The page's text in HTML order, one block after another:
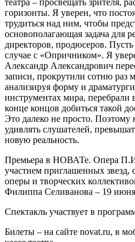
театра ‒ просвещать зрителя,
горизонты. Я уверен, что
трудиться над ним, чтобы
основополагающая задача для
директоров, продюсеров. Пусть
случае с «Опричником». Я
Александр Александрович
записи, прокрутили сотню раз
анализируя форму и
инструментах мира, перебрали
конце концов добиться такой
Это далеко не просто. Поэтому
удивлять слушателей,
новую реальность.
Премьера в НОВАТе. Опера
участием приглашенных звезд,
оперы и творческих
Филиппа Селиванова ‒ 19
Спектакль участвует в
Билеты ‒ на сайте novat.ru, в